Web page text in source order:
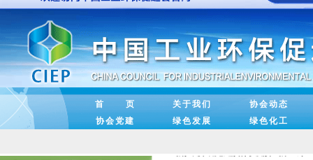
协会动态
关于我们
首 页
绿色化工
绿色发展
协会党建
中共中央办公厅印发《关于加
学习新语丨党的二十届四中全